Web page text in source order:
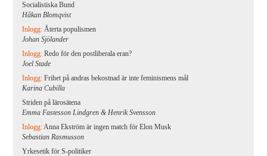
Socialistiska Bund
Håkan Blomqvist
Inlogg:Återta populismen
Johan Sjölander
Inlogg:Redo för den postliberala eran?
Joel Stade
Inlogg:Frihet på andras bekostnad är inte feminismens mål
Karina Cubilla
Striden på lärosätena
Emma Fastesson Lindgren & Henrik Svensson
Inlogg:Anna Ekström är ingen match för Elon Musk
Sebastian Rasmusson
Yrkesetik för S-politiker